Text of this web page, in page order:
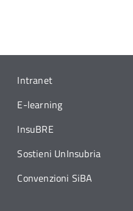
Intranet
E-learning
InsuBRE
Sostieni UnInsubria
Convenzioni SiBA